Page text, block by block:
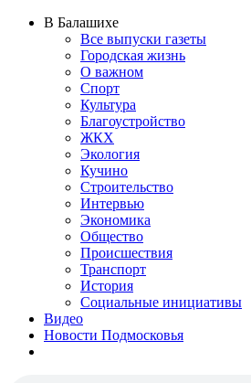
В Балашихе
Все выпуски газеты
Городская жизнь
О важном
Спорт
Культура
Благоустройство
ЖКХ
Экология
Кучино
Строительство
Интервью
Экономика
Общество
Происшествия
Транспорт
История
Социальные инициативы
Видео
Новости Подмосковья